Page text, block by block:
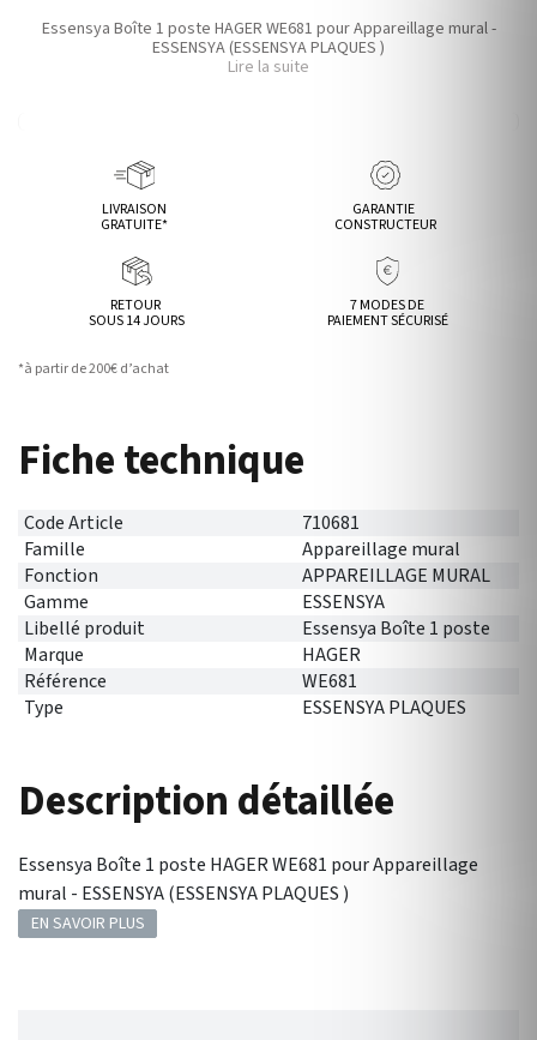
Essensya Boîte 1 poste HAGER WE681 pour Appareillage mural -
ESSENSYA (ESSENSYA PLAQUES )
Lire la suite
LIVRAISON
GRATUITE*
GARANTIE
CONSTRUCTEUR
RETOUR
SOUS 14 JOURS
7 MODES DE
PAIEMENT SÉCURISÉ
*à partir de 200€ d’achat
Fiche technique
Code Article
710681
Famille
Appareillage mural
Fonction
APPAREILLAGE MURAL
Gamme
ESSENSYA
Libellé produit
Essensya Boîte 1 poste
Marque
HAGER
Référence
WE681
Type
ESSENSYA PLAQUES
Description détaillée
Essensya Boîte 1 poste HAGER WE681 pour Appareillage
mural - ESSENSYA (ESSENSYA PLAQUES )
EN SAVOIR PLUS